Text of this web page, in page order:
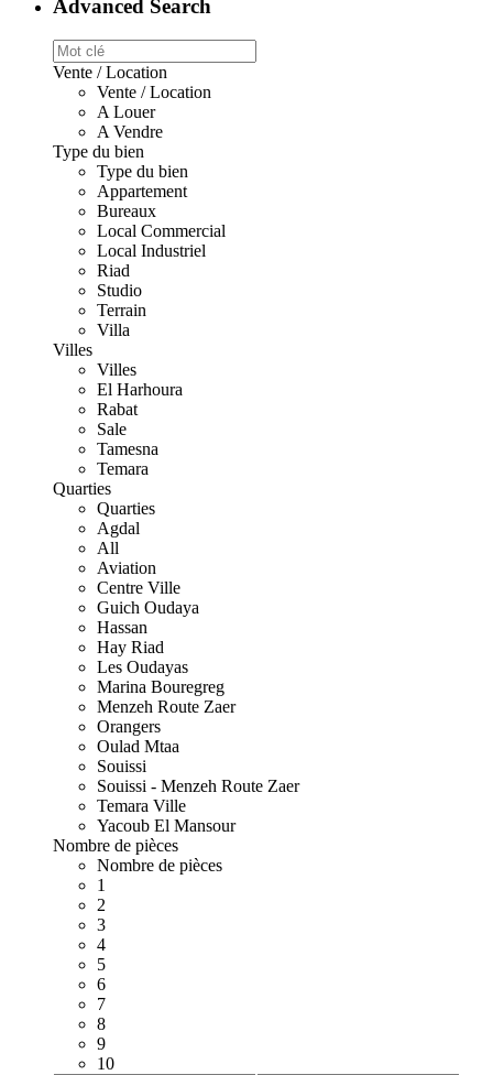
Advanced Search
Vente / Location
Vente / Location
A Louer
A Vendre
Type du bien
Type du bien
Appartement
Bureaux
Local Commercial
Local Industriel
Riad
Studio
Terrain
Villa
Villes
Villes
El Harhoura
Rabat
Sale
Tamesna
Temara
Quarties
Quarties
Agdal
All
Aviation
Centre Ville
Guich Oudaya
Hassan
Hay Riad
Les Oudayas
Marina Bouregreg
Menzeh Route Zaer
Orangers
Oulad Mtaa
Souissi
Souissi - Menzeh Route Zaer
Temara Ville
Yacoub El Mansour
Nombre de pièces
Nombre de pièces
1
2
3
4
5
6
7
8
9
10